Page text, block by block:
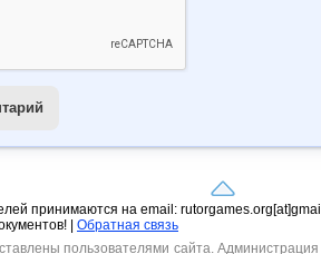
принимаются на email:
|
Обратная связь
пользователями сайта. Администрация